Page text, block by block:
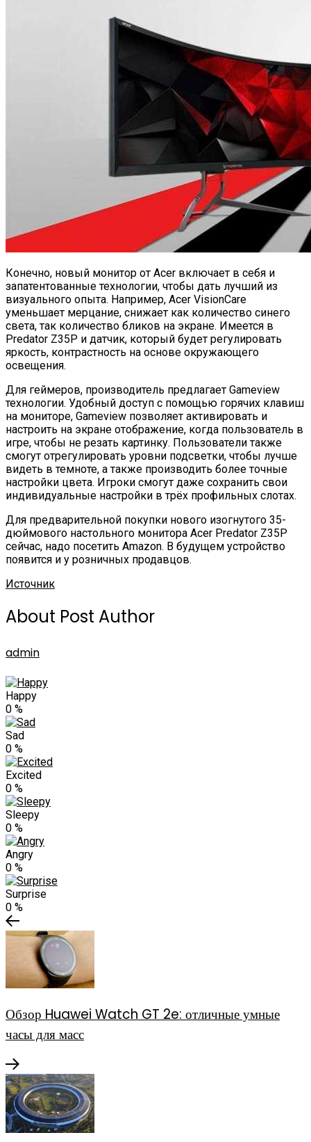
Конечно, новый монитор от Acer включает в себя и
запатентованные технологии, чтобы дать лучший из
визуального опыта. Например, Acer VisionCare
уменьшает мерцание, снижает как количество синего
света, так количество бликов на экране. Имеется в
Predator Z35P и датчик, который будет регулировать
яркость, контрастность на основе окружающего
освещения.
Для геймеров, производитель предлагает Gameview
технологии. Удобный доступ с помощью горячих клавиш
на мониторе, Gameview позволяет активировать и
настроить на экране отображение, когда пользователь в
игре, чтобы не резать картинку. Пользователи также
смогут отрегулировать уровни подсветки, чтобы лучше
видеть в темноте, а также производить более точные
настройки цвета. Игроки смогут даже сохранить свои
индивидуальные настройки в трёх профильных слотах.
Для предварительной покупки нового изогнутого 35-
дюймового настольного монитора Acer Predator Z35P
сейчас, надо посетить Amazon. В будущем устройство
появится и у розничных продавцов.
Источник
About Post Author
admin
Happy
0 %
Sad
0 %
Excited
0 %
Sleepy
0 %
Angry
0 %
Surprise
0 %
Обзор Huawei Watch GT 2e: отличные умные
часы для масс